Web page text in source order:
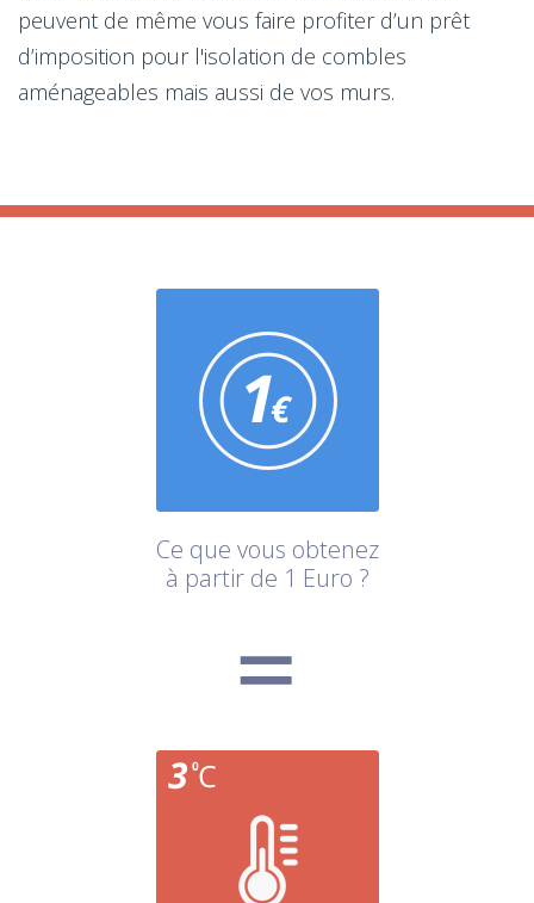
peuvent de même vous faire profiter d’un prêt
d’imposition pour l'isolation de combles
aménageables mais aussi de vos murs.
Ce que vous obtenez
à partir de 1 Euro ?